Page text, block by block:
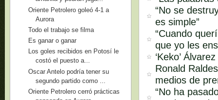
“No se
es simple”
“Cuando
que yo les
‘Keko’
Ronald
medios de
“No ha
Oriente Petrolero goleó 4-1 a
Aurora
Todo el trabajo se filma
Es ganar o ganar
Los goles recibidos en Potosí le
costó el puesto a...
Oscar Antelo podría tener su
segundo partido como ...
Oriente Petrolero cerró prácticas